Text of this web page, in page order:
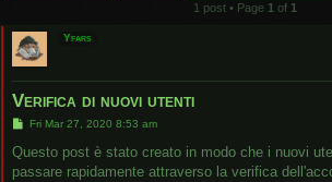
1 post • Page 1 of 1
Yfars
Verifica di nuovi utenti
P
s
Fri Mar 27, 2020 8:53 am
Questo post è stato creato in modo che i nuovi
passare rapidamente attraverso la verifica